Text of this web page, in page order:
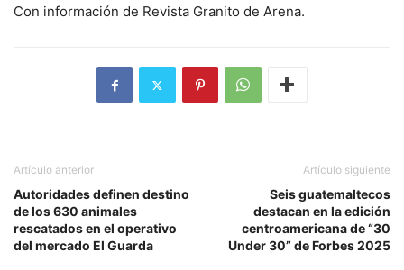
Con información de Revista Granito de Arena.
Artículo anterior
Autoridades definen destino
de los 630 animales
rescatados en el operativo
del mercado El Guarda
Artículo siguiente
Seis guatemaltecos
destacan en la edición
centroamericana de “30
Under 30” de Forbes 2025